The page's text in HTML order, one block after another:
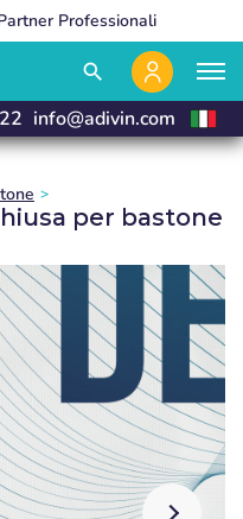
in 24 ore
Professionali
esclusivamente online
search
info@adivin.com
per bastone